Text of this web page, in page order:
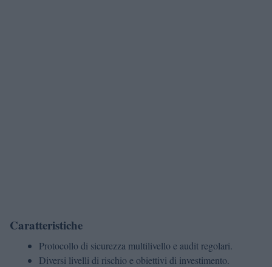
Caratteristiche
Protocollo di sicurezza multilivello e audit regolari.
Diversi livelli di rischio e obiettivi di investimento.